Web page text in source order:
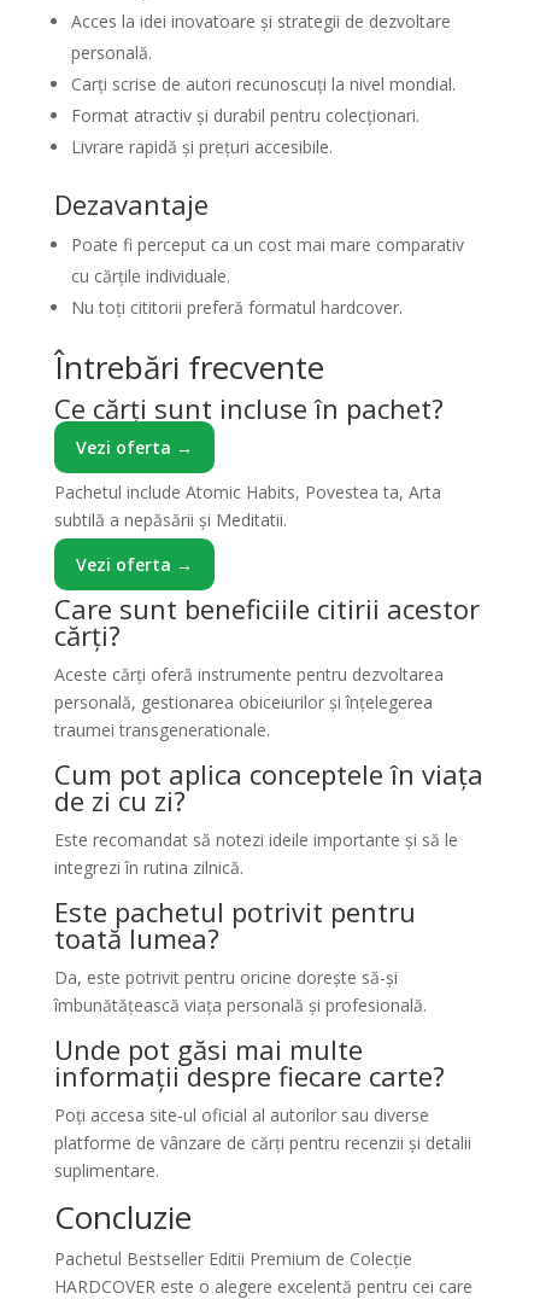
Acces la idei inovatoare și strategii de dezvoltare
personală.
Carți scrise de autori recunoscuți la nivel mondial.
Format atractiv și durabil pentru colecționari.
Livrare rapidă și prețuri accesibile.
Dezavantaje
Poate fi perceput ca un cost mai mare comparativ
cu cărțile individuale.
Nu toți cititorii preferă formatul hardcover.
Întrebări frecvente
Ce cărți sunt incluse în pachet?
Vezi oferta →
Pachetul include Atomic Habits, Povestea ta, Arta
subtilă a nepăsării și Meditatii.
Vezi oferta →
Care sunt beneficiile citirii acestor
cărți?
Aceste cărți oferă instrumente pentru dezvoltarea
personală, gestionarea obiceiurilor și înțelegerea
traumei transgenerationale.
Cum pot aplica conceptele în viața
de zi cu zi?
Este recomandat să notezi ideile importante și să le
integrezi în rutina zilnică.
Este pachetul potrivit pentru
toată lumea?
Da, este potrivit pentru oricine dorește să-și
îmbunătățească viața personală și profesională.
Unde pot găsi mai multe
informații despre fiecare carte?
Poți accesa site-ul oficial al autorilor sau diverse
platforme de vânzare de cărți pentru recenzii și detalii
suplimentare.
Concluzie
Pachetul Bestseller Editii Premium de Colecție
HARDCOVER este o alegere excelentă pentru cei care